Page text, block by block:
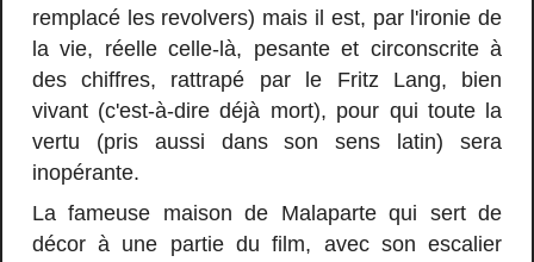
remplacé les revolvers) mais il est, par l'ironie de
la vie, réelle celle-là, pesante et circonscrite à
des chiffres, rattrapé par le Fritz Lang, bien
vivant (c'est-à-dire déjà mort), pour qui toute la
vertu (pris aussi dans son sens latin) sera
inopérante.
La fameuse maison de Malaparte qui sert de
décor à une partie du film, avec son escalier